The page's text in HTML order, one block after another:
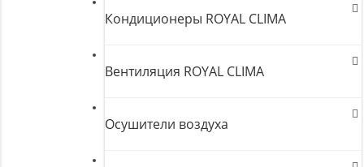
Кондиционеры ROYAL CLIMA
Вентиляция ROYAL CLIMA
Осушители воздуха